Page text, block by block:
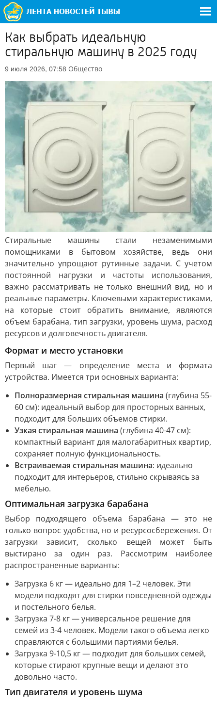
Как выбрать идеальную
стиральную машину в 2025 году
9 июля 2026, 07:58 Общество
Стиральные машины стали незаменимыми
помощниками в бытовом хозяйстве, ведь они
значительно упрощают рутинные задачи. С учетом
постоянной нагрузки и частоты использования,
важно рассматривать не только внешний вид, но и
реальные параметры. Ключевыми характеристиками,
на которые стоит обратить внимание, являются
объем барабана, тип загрузки, уровень шума, расход
ресурсов и долговечность двигателя.
Формат и место установки
Первый шаг — определение места и формата
устройства. Имеется три основных варианта:
Полноразмерная стиральная машина (глубина 55-
60 см): идеальный выбор для просторных ванных,
подходит для больших объемов стирки.
Узкая стиральная машина (глубина 40-47 см):
компактный вариант для малогабаритных квартир,
сохраняет полную функциональность.
Встраиваемая стиральная машина: идеально
подходит для интерьеров, стильно скрываясь за
мебелью.
Оптимальная загрузка барабана
Выбор подходящего объема барабана — это не
только вопрос удобства, но и ресурсосбережения. От
загрузки зависит, сколько вещей может быть
выстирано за один раз. Рассмотрим наиболее
распространенные варианты:
Загрузка 6 кг — идеально для 1–2 человек. Эти
модели подходят для стирки повседневной одежды
и постельного белья.
Загрузка 7-8 кг — универсальное решение для
семей из 3-4 человек. Модели такого объема легко
справляются с большими партиями белья.
Загрузка 9-10,5 кг — подходит для больших семей,
которые стирают крупные вещи и делают это
довольно часто.
Тип двигателя и уровень шума